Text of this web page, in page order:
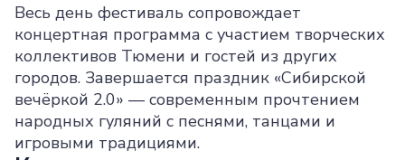
Весь день фестиваль сопровождает
концертная программа с участием творческих
коллективов Тюмени и гостей из других
городов. Завершается праздник «Сибирской
вечёркой 2.0» — современным прочтением
народных гуляний с песнями, танцами и
игровыми традициями.